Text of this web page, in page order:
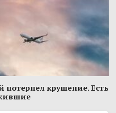
потерпел крушение. Есть